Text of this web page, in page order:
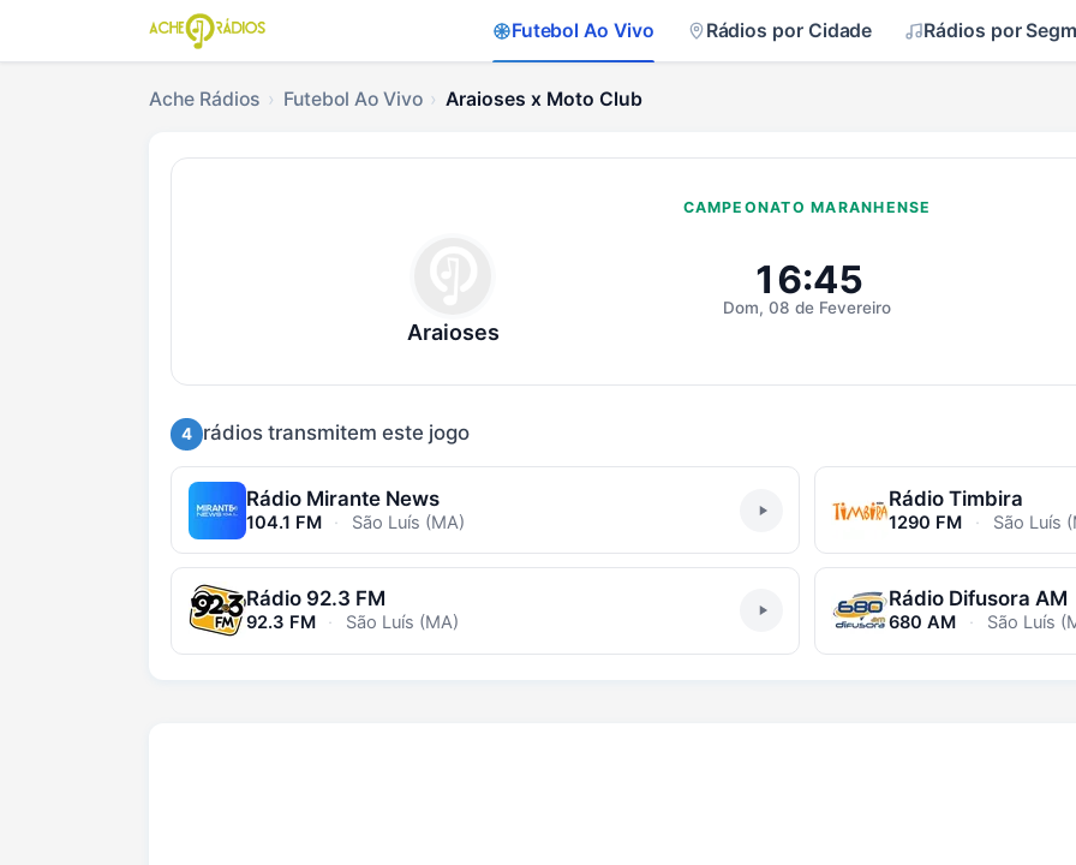
Futebol Ao Vivo Rádios por Cidade Rádios por
Ache Rádios Futebol Ao Vivo Araioses x Moto Club
CAMPEONATO MARANHENSE
Araioses
16:45
Dom, 08 de Fevereiro
4 rádios transmitem este jogo
Rádio Mirante News
104.1 FM · São Luís (MA)
Rádio Timbira
1290 FM · São Luís
Rádio 92.3 FM
92.3 FM · São Luís (MA)
Rádio Difusora AM
680 AM · São Luís